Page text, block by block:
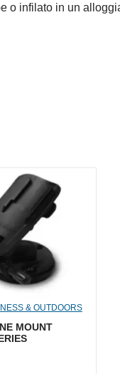
o infilato in un
& OUTDOORS
MOUNT